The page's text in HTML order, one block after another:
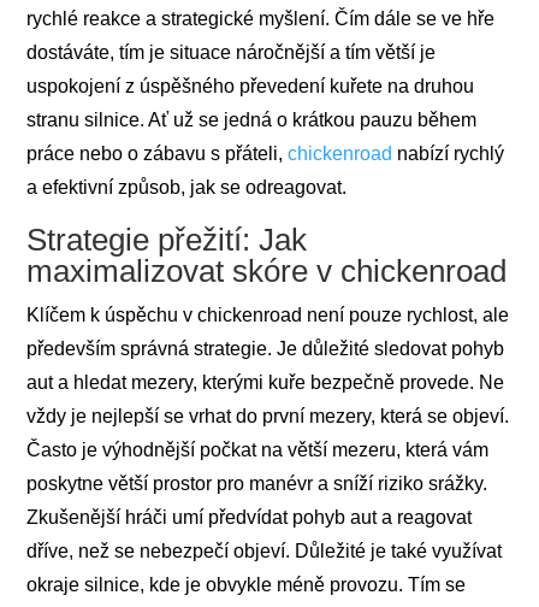
rychlé reakce a strategické myšlení. Čím dále se ve hře
dostáváte, tím je situace náročnější a tím větší je
uspokojení z úspěšného převedení kuřete na druhou
stranu silnice. Ať už se jedná o krátkou pauzu během
práce nebo o zábavu s přáteli,chickenroad nabízí rychlý
a efektivní způsob, jak se odreagovat.
Strategie přežití: Jak
maximalizovat skóre v chickenroad
Klíčem k úspěchu v chickenroad není pouze rychlost, ale
především správná strategie. Je důležité sledovat pohyb
aut a hledat mezery, kterými kuře bezpečně provede. Ne
vždy je nejlepší se vrhat do první mezery, která se objeví.
Často je výhodnější počkat na větší mezeru, která vám
poskytne větší prostor pro manévr a sníží riziko srážky.
Zkušenější hráči umí předvídat pohyb aut a reagovat
dříve, než se nebezpečí objeví. Důležité je také využívat
okraje silnice, kde je obvykle méně provozu. Tím se